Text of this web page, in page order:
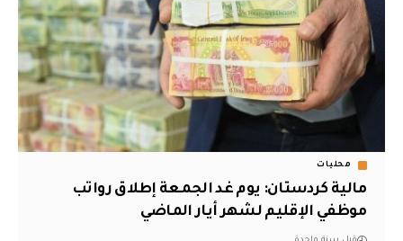
محليات
مالية كردستان: يوم غد الجمعة إطلاق رواتب
موظفي الإقليم لشهر أيار الماضي